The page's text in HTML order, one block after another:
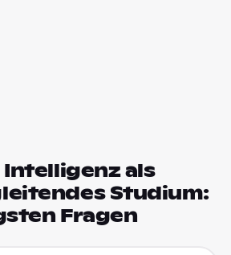
als
Studium:
Fragen